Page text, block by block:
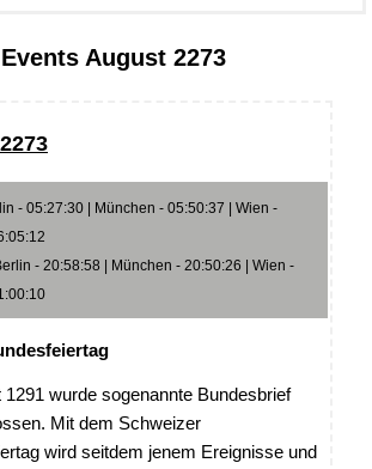
August 2273
- 05:27:30 | München - 05:50:37 | Wien -
- 20:58:58 | München - 20:50:26 | Wien -
1291 wurde sogenannte Bundesbrief
Mit dem Schweizer
wird seitdem jenem Ereignisse und